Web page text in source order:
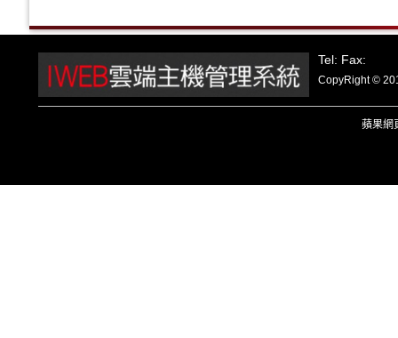
Tel: Fax:
CopyRight ©
蘋果網